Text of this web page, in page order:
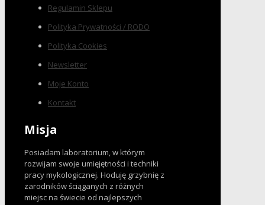
Regulamin Sklepu
Polityka Prywatności / RODO
Polityka Cookies
Newsletter
Moje Konto
Kontakt
Misja
Posiadam laboratorium, w którym
rozwijam swoje umięjętności i techniki
pracy mykologicznej. Hoduję grzybnię z
zarodników ściąganych z różnych
miejsc na świecie od najlepszych